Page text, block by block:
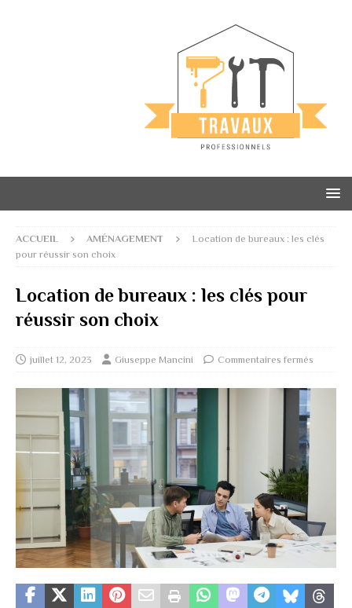
ACCUEIL AMÉNAGEMENT
Location de bureaux : les clés
pour réussir son choix
Location de bureaux : les clés pour
réussir son choix
juillet 12, 2023 Giuseppe Mancini Commentaires fermés